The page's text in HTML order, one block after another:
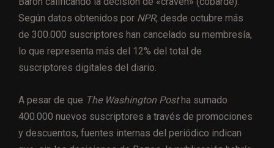
Según datos obtenidos por NPR, desde octubre más
de 300.000 suscriptores han cancelado su membresía,
lo que representa más del 12% del total de
suscriptores digitales del diario.
A pesar de que The Washington Postha sumado
400.000 nuevos suscriptores a través de promociones
y descuentos, fuentes internas del periódico indican